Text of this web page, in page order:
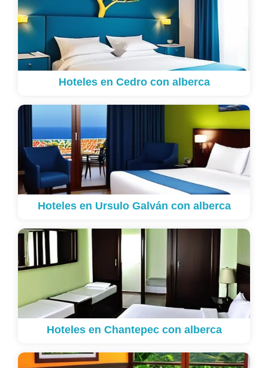
Hoteles en Cedro con alberca
Hoteles en Ursulo Galván con alberca
Hoteles en Chantepec con alberca